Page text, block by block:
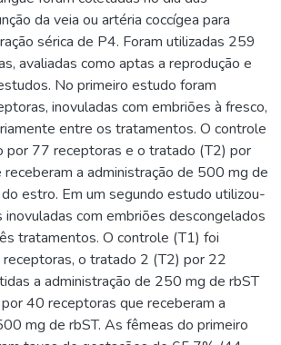
da veia ou artéria coccígea para
sérica de P4. Foram utilizadas 259
avaliadas como aptas a reprodução e
No primeiro estudo foram
inovuladas com embriões à fresco,
entre os tratamentos. O controle
por 77 receptoras e o tratado (T2) por
a administração de 500 mg de
estro. Em um segundo estudo utilizou-
com embriões descongelados
tratamentos. O controle (T1) foi
o tratado 2 (T2) por 22
a administração de 250 mg de rbST
40 receptoras que receberam a
mg de rbST. As fêmeas do primeiro